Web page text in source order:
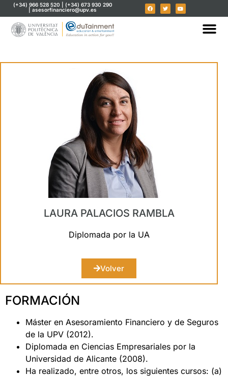
(+34) 966 528 520 | (+34) 673 930 290
| asesorfinanciero@upv.es
LAURA PALACIOS RAMBLA
Diplomada por la UA
Volver
FORMACIÓN
Máster en Asesoramiento Financiero y de Seguros
de la UPV (2012).
Diplomada en Ciencias Empresariales por la
Universidad de Alicante (2008).
Ha realizado, entre otros, los siguientes cursos: (a)